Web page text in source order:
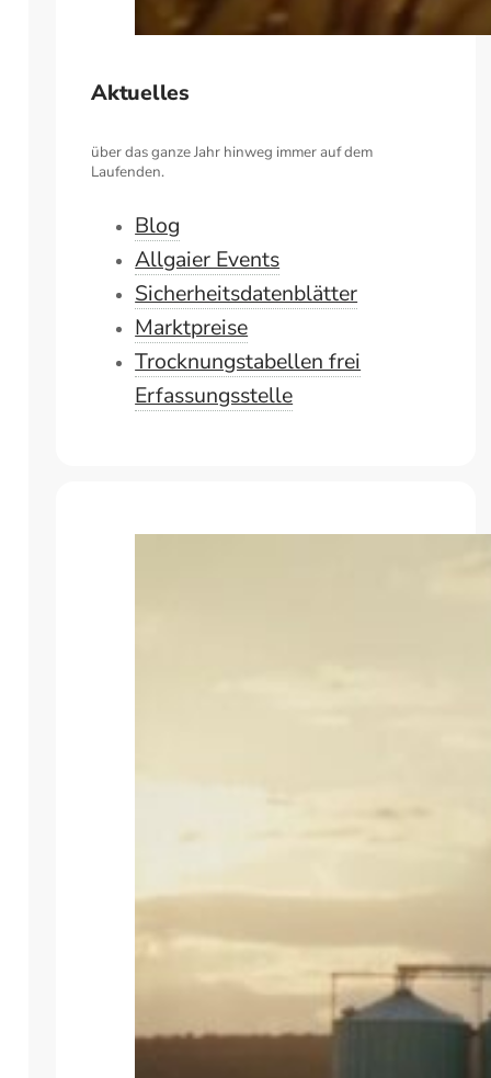
Aktuelles
über das ganze Jahr hinweg immer auf dem
Laufenden.
Blog
Allgaier Events
Sicherheitsdatenblätter
Marktpreise
Trocknungstabellen frei
Erfassungsstelle